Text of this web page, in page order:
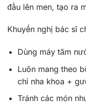
đầu lên men, tạo ra
Khuyến nghị bác sĩ
Dùng máy tăm
Luôn mang theo
chỉ nha khoa +
Tránh các món